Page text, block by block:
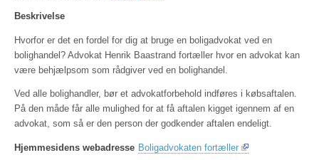
Beskrivelse
Hvorfor er det en fordel for dig at bruge en boligadvokat ved en
bolighandel? Advokat Henrik Baastrand fortæller hvor en advokat kan
være behjælpsom som rådgiver ved en bolighandel.
Ved alle bolighandler, bør et advokatforbehold indføres i købsaftalen.
På den måde får alle mulighed for at få aftalen kigget igennem af en
advokat, som så er den person der godkender aftalen endeligt.
Hjemmesidens webadresse Boligadvokaten fortæller